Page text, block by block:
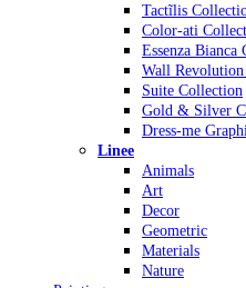
Tactĩlis
Color-ati
Essenza Bianca
Wall
Suite Collection
Gold & Silver
Dress-me
Linee
Animals
Art
Decor
Geometric
Materials
Nature